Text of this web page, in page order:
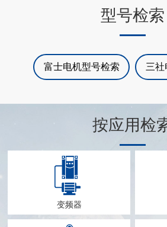
型号检索
富士电机型号检索 三社
按应用检
变频器